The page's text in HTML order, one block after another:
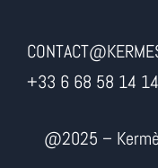
+33 6 68 58 14 14
@2025 –